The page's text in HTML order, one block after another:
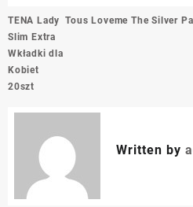
Nawigacja
wpisu
TENA Lady
Slim Extra
Wkładki dla
Kobiet
20szt
Tous Loveme The Silver
Written by